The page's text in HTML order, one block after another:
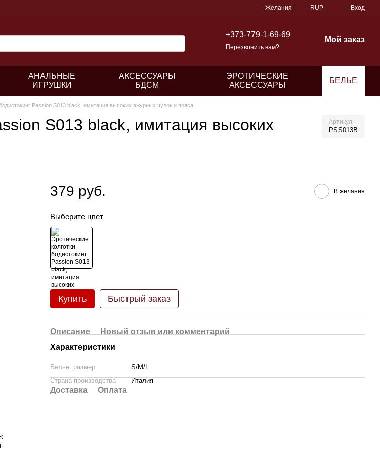
Желания RUP Вход
+373-779-1-69-69
Перезвонить вам?
Мой заказ
АНАЛЬНЫЕ
ИГРУШКИ
АКСЕССУАРЫ
БДСМ
ЭРОТИЧЕСКИЕ
АКСЕССУАРЫ
БЕЛЬЕ
Passion S013 black, имитация высоких ажурных чулок и пояса
S013 black, имитация высоких
Артикул
PSS013B
379 руб. В желания
Выберите цвет
Купить Быстрый заказ
Описание
Новый отзыв или комментарий
Характеристики
Белье: размер
S/M/L
Страна производства
Италия
Доставка Оплата